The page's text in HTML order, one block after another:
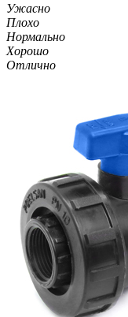
Ужасно
Плохо
Нормально
Хорошо
Отлично